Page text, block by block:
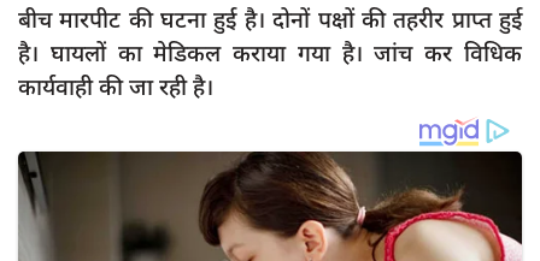
बीच मारपीट की घटना हुई है। दोनों पक्षों की तहरीर प्राप्त हुई
है। घायलों का मेडिकल कराया गया है। जांच कर विधिक
कार्यवाही की जा रही है।